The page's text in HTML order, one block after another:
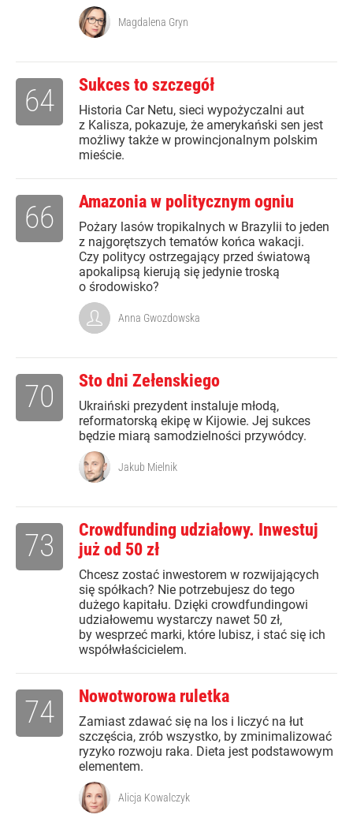
Magdalena Gryn
Sukces to szczegół
Historia Car Netu, sieci wypożyczalni aut
z Kalisza, pokazuje, że amerykański sen jest
możliwy także w prowincjonalnym polskim
mieście.
64
Amazonia w politycznym ogniu
Pożary lasów tropikalnych w Brazylii to jeden
z najgorętszych tematów końca wakacji.
Czy politycy ostrzegający przed światową
apokalipsą kierują się jedynie troską
o środowisko?
66
Anna Gwozdowska
Sto dni Zełenskiego
Ukraiński prezydent instaluje młodą,
reformatorską ekipę w Kijowie. Jej sukces
będzie miarą samodzielności przywódcy.
70
Jakub Mielnik
Crowdfunding udziałowy. Inwestuj
już od 50 zł
Chcesz zostać inwestorem w rozwijających
się spółkach? Nie potrzebujesz do tego
dużego kapitału. Dzięki crowdfundingowi
udziałowemu wystarczy nawet 50 zł,
by wesprzeć marki, które lubisz, i stać się ich
współwłaścicielem.
73
Nowotworowa ruletka
Zamiast zdawać się na los i liczyć na łut
szczęścia, zrób wszystko, by zminimalizować
ryzyko rozwoju raka. Dieta jest podstawowym
elementem.
74
Alicja Kowalczyk